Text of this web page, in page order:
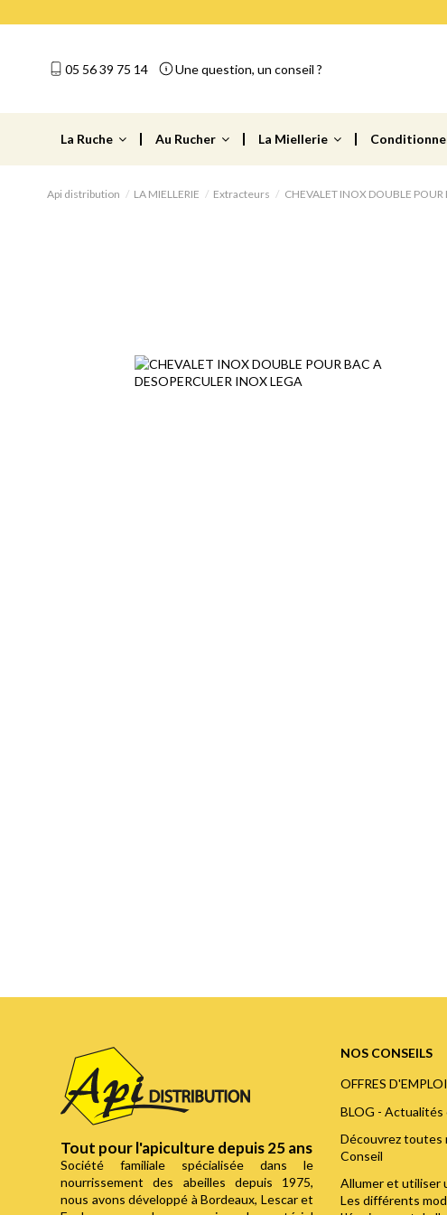
05 56 39 75 14 Une question, un conseil ?
La Ruche Au Rucher La Miellerie
Api distribution LA MIELLERIE Extracteurs CHEVALET INOX DOUBLE POUR
Tout pour l'apiculture depuis 25 ans
Société familiale spécialisée dans le
nourrissement des abeilles depuis 1975,
nous avons développé à Bordeaux, Lescar et
NOS CONSEILS
OFFRES
BLOG - Actualités
Découvrez toutes
Conseil
Allumer et utiliser
Les différents